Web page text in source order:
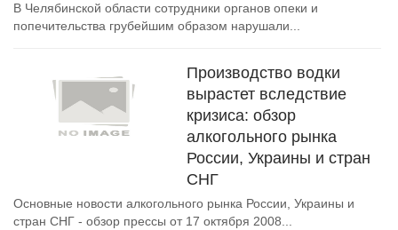
В Челябинской области сотрудники органов опеки и
попечительства грубейшим образом нарушали...
Производство водки
вырастет вследствие
кризиса: обзор
алкогольного рынка
России, Украины и стран
СНГ
Основные новости алкогольного рынка России, Украины и
стран СНГ - обзор прессы от 17 октября 2008...